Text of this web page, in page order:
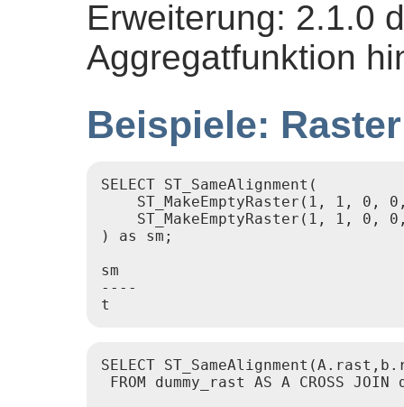
Erweiterung: 2.1.0
Aggregatfunktion
Beispiele: Raster
SELECT ST_SameAlignment(
ST_MakeEmptyRaster(1, 1, 0,
ST_MakeEmptyRaster(1, 1, 0,
) as sm;
sm
----
SELECT
FROM dummy_rast AS A CROSS